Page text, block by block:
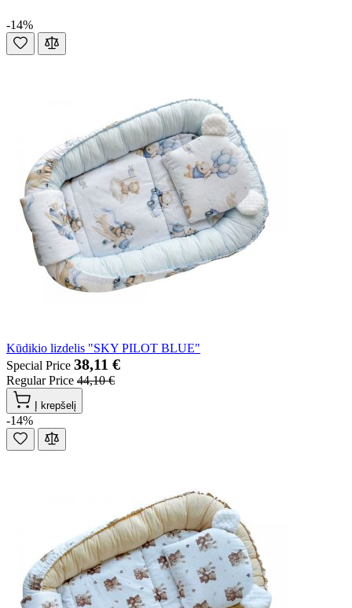
-14%
Kūdikio lizdelis "SKY PILOT BLUE"
Special Price 38,11 €
Regular Price 44,10 €
Į krepšelį
-14%